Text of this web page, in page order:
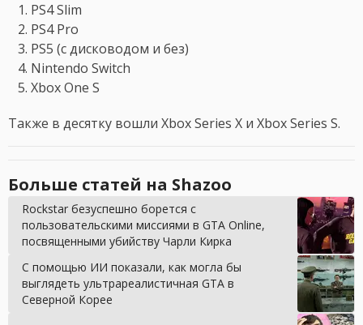
PS4 Slim
PS4 Pro
PS5 (с дисководом и без)
Nintendo Switch
Xbox One S
Также в десятку вошли Xbox Series X и Xbox Series S.
Больше статей на Shazoo
Rockstar безуспешно борется с
пользовательскими миссиями в GTA Online,
посвященными убийству Чарли Кирка
С помощью ИИ показали, как могла бы
выглядеть ультрареалистичная GTA в
Северной Корее